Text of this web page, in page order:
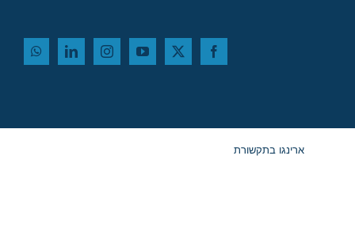
ארינגו בתקשורת